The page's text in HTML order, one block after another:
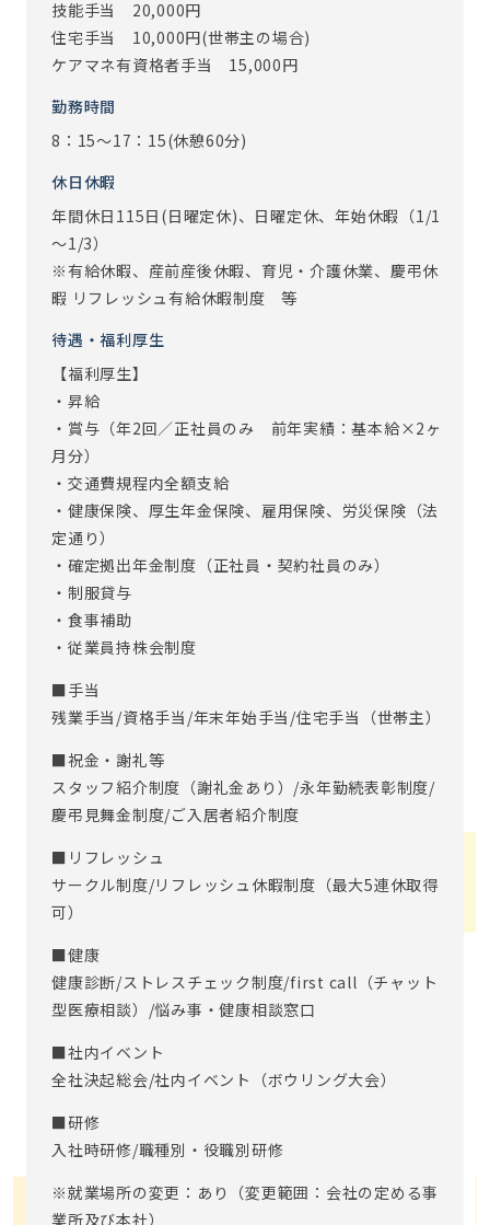
いく様子が見られること、他職種と連携してサービスを実施
し、ご利用者・ご家族から喜んでもらえることが、仕事のや
りがいに繋がっています。
※従事すべき業務の変更：あり（変更範囲：会社の定める業
務）
※定年制度あり（定年65歳）
技能手当 20,000円
住宅手当 10,000円(世帯主の場合)
ケアマネ有資格者手当 15,000円
勤務時間
8：15～17：15(休憩60分)
休日休暇
年間休日115日(日曜定休)、日曜定休、年始休暇（1/1
～1/3）
※有給休暇、産前産後休暇、育児・介護休業、慶弔休
暇 リフレッシュ有給休暇制度 等
待遇・福利厚生
【福利厚生】
・昇給
・賞与（年2回／正社員のみ 前年実績：基本給×2ヶ
月分）
・交通費規程内全額支給
・健康保険、厚生年金保険、雇用保険、労災保険（法
定通り）
・確定拠出年金制度（正社員・契約社員のみ）
・制服貸与
・食事補助
・従業員持株会制度
■手当
残業手当/資格手当/年末年始手当/住宅手当（世帯主）
■祝金・謝礼等
スタッフ紹介制度（謝礼金あり）/永年勤続表彰制度/
慶弔見舞金制度/ご入居者紹介制度
■リフレッシュ
サークル制度/リフレッシュ休暇制度（最大5連休取得
可）
■健康
健康診断/ストレスチェック制度/first call（チャット
型医療相談）/悩み事・健康相談窓口
■社内イベント
全社決起総会/社内イベント（ボウリング大会）
■研修
入社時研修/職種別・役職別研修
※就業場所の変更：あり（変更範囲：会社の定める事
業所及び本社）